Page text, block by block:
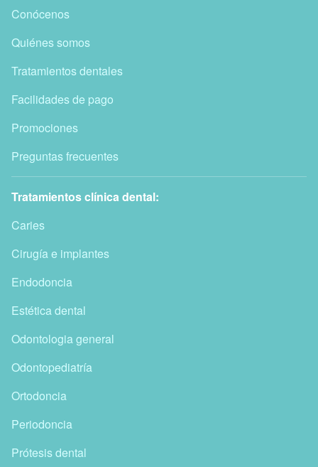
Conócenos
Quiénes somos
Tratamientos dentales
Facilidades de pago
Promociones
Preguntas frecuentes
Tratamientos clínica dental:
Caries
Cirugía e implantes
Endodoncia
Estética dental
Odontologia general
Odontopediatría
Ortodoncia
Periodoncia
Prótesis dental